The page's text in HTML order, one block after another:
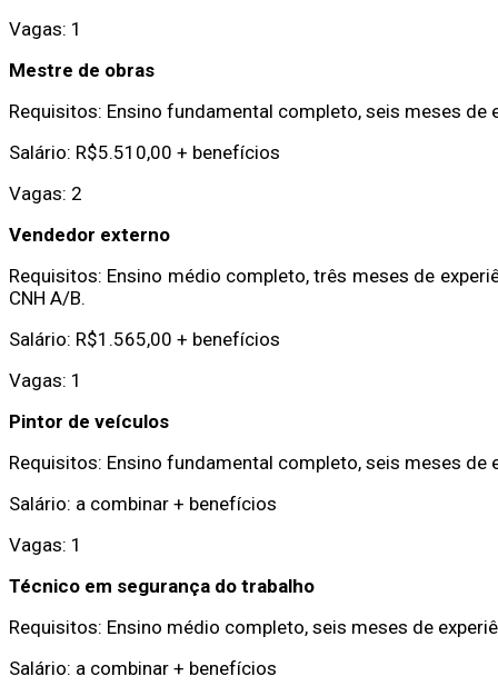
Vagas: 1
Mestre de obras
Requisitos: Ensino fundamental completo, seis meses
Salário: R$5.510,00 + benefícios
Vagas: 2
Vendedor externo
Requisitos: Ensino médio completo, três meses de
CNH A/B.
Salário: R$1.565,00 + benefícios
Vagas: 1
Pintor de veículos
Requisitos: Ensino fundamental completo, seis meses de
Salário: a combinar + benefícios
Vagas: 1
Técnico em segurança do trabalho
Requisitos: Ensino médio completo, seis meses de
Salário: a combinar + benefícios